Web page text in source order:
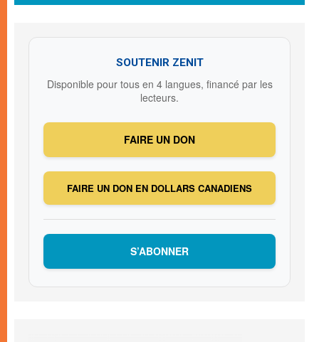
SOUTENIR ZENIT
Disponible pour tous en 4 langues, financé par les
lecteurs.
FAIRE UN DON
FAIRE UN DON EN DOLLARS CANADIENS
S’ABONNER